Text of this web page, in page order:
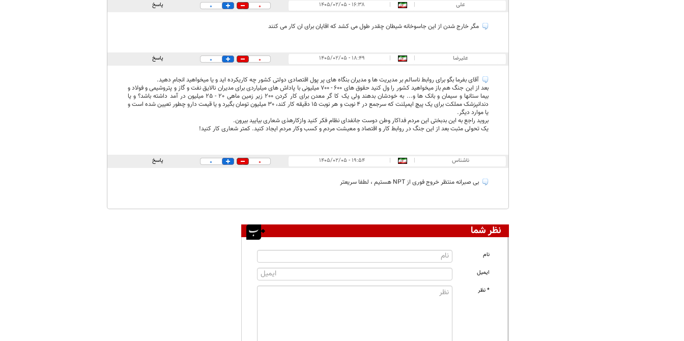
علی |
| ۱۶:۳۸ - ۱۴۰۵/۰۲/۰۵ 0
0 پاسخ
مگر خارج شدن از این جاسوخانه شیطان چقدر طول می کشد که اقایان برای ان کار می کنند
علیرضا |
| ۱۸:۴۹ - ۱۴۰۵/۰۲/۰۵ 0
0 پاسخ
آقای بفرما بگو برای روابط ناسالم بر مدیریت ها و مدیران بنگاه های پر پول اقتصادی دولتی کشور چه کاریکرده اید و یا میخواهید انجام دهید.
بعد از این جنگ هم باز میخواهید کشور را ول کنید حقوق های 600 - 700 میلیونی با پاداش های میلیاردی برای مدیران نالایق نفت و گاز و پتروشیمی و فولاد و
بیما ستانها و سیمان و بانک ها و... به خودشان بدهند ولی یک کا گر معدن برای کار کردن 200 زیر زمین ماهی 20 - 25 میلیون در آمد داشته باشد؟ و یا
دندانپزشک مملکت برای یک پیچ ایمپلنت که سرجمع در 4 نوبت و هر نوبت 15 دقیقه کار کند، 30 میلیون تومان بگیرد و یا قیمت دارو چطور تعیین شده است و
یا موارد دیگر.
بروید راجع به این بدبختی این مردم فداکار وطن دوست جانفدای نظام فکر کنید وازکارهذی شعاری بیایید بیرون.
یک تحولی مثبت بعد از این جنگ در روابط کار و اقتصاد و معیشت مردم و کسب وکار مردم ایجاد کنید. کمتر شعاری کار کنید!
ناشناس |
| ۱۹:۵۴ - ۱۴۰۵/۰۲/۰۵ 0
0 پاسخ
بی صبرانه منتظر خروج فوری از NPT هستیم ، لطفا سریعتر
نظر شما
نام
ایمیل
* نظر